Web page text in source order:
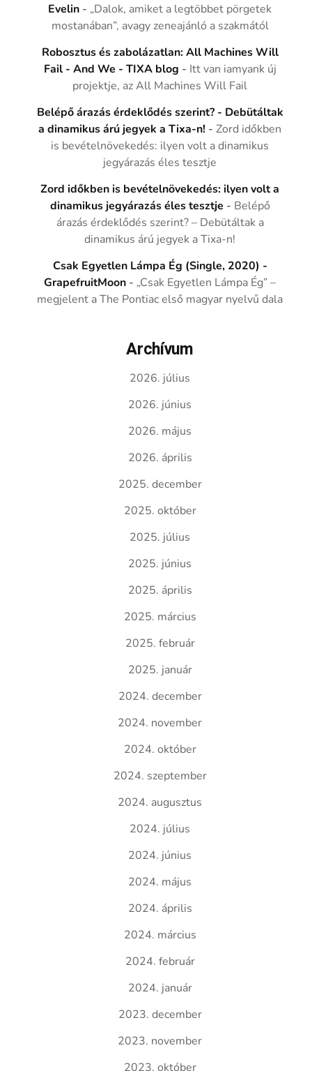
Evelin - „Dalok, amiket a legtöbbet pörgetek
mostanában”, avagy zeneajánló a szakmától
Robosztus és zabolázatlan: All Machines Will
Fail - And We - TIXA blog - Itt van iamyank új
projektje, az All Machines Will Fail
Belépő árazás érdeklődés szerint? - Debütáltak
a dinamikus árú jegyek a Tixa-n! -Zord időkben
is bevételnövekedés: ilyen volt a dinamikus
jegyárazás éles tesztje
Zord időkben is bevételnövekedés: ilyen volt a
dinamikus jegyárazás éles tesztje - Belépő
árazás érdeklődés szerint? – Debütáltak a
dinamikus árú jegyek a Tixa-n!
Csak Egyetlen Lámpa Ég (Single, 2020) -
GrapefruitMoon - „Csak Egyetlen Lámpa Ég” –
megjelent a The Pontiac első magyar nyelvű dala
Archívum
2026. július
2026. június
2026. május
2026. április
2025. december
2025. október
2025. július
2025. június
2025. április
2025. március
2025. február
2025. január
2024. december
2024. november
2024. október
2024. szeptember
2024. augusztus
2024. július
2024. június
2024. május
2024. április
2024. március
2024. február
2024. január
2023. december
2023. november
2023. október